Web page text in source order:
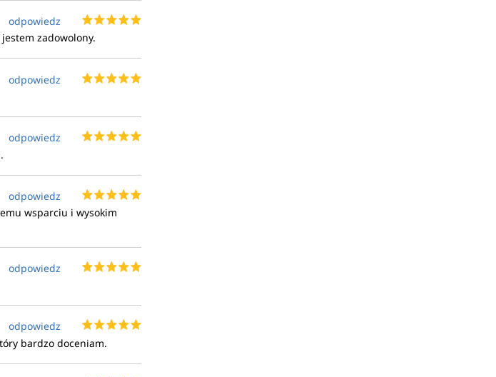
odpowiedz
zadowolony.
odpowiedz
odpowiedz
odpowiedz
wsparciu i wysokim
odpowiedz
odpowiedz
bardzo doceniam.